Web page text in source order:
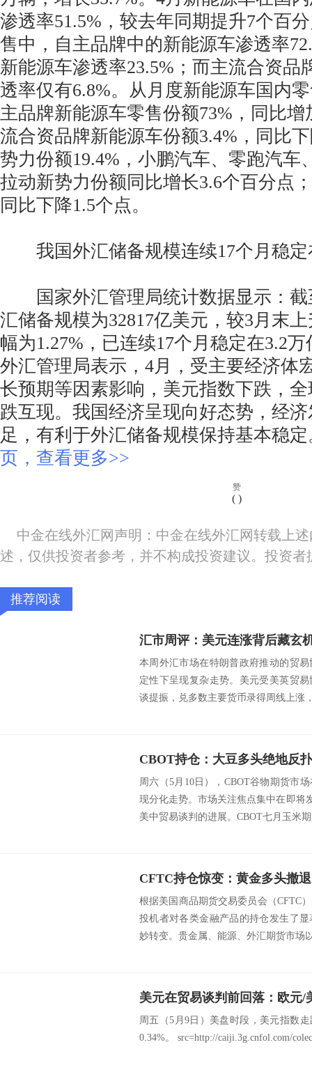
渗透率51.5%，较去年同期提升7个百
售中，自主品牌中的新能源车渗透率
新能源车渗透率23.5%；而主流合资品
透率仅有6.8%。从月度新能源车国内
主品牌新能源车零售份额73%，同比增
流合资品牌新能源车份额3.4%，同比
势力份额19.4%，小鹏汽车、零跑汽车
拉动新势力份额同比增长3.6个百分点
同比下降1.5个点。
我国外汇储备规模连续17个月稳定
国家外汇管理局统计数据显示：截
汇储备规模为32817亿美元，较3月末
幅为1.27%，已连续17个月稳定在3.2
外汇管理局表示，4月，受主要经济体
长预期等因素影响，美元指数下跌，
跌互现。我国经济呈现向好态势，经
足，有利于外汇储备规模保持基本稳
页，查看更多>>
赞
( )
中金在线外汇网声明：中金在线外汇网转载上
述，仅供投资者参考，并不构成投资建议。投资
推荐阅读
本周外汇市场在特朗普政府推动的贸
定性下呈现复杂走势。美元受美英贸
谈提振，兑多数主要货币录得周线上涨
周六（5月10日），CBOT谷物期货市
现分化走势。市场关注焦点集中在即将
美中贸易谈判的进展。CBOT七月玉米
根据美国商品期货交易委员会（CFTC
投机者对各类金融产品的持仓发生了
妙转变。贵金属、能源、外汇期货市场
周五（5月9日）美盘时段，美元指数走
0.34%。 src=http://caiji.3g.cnfol.com/